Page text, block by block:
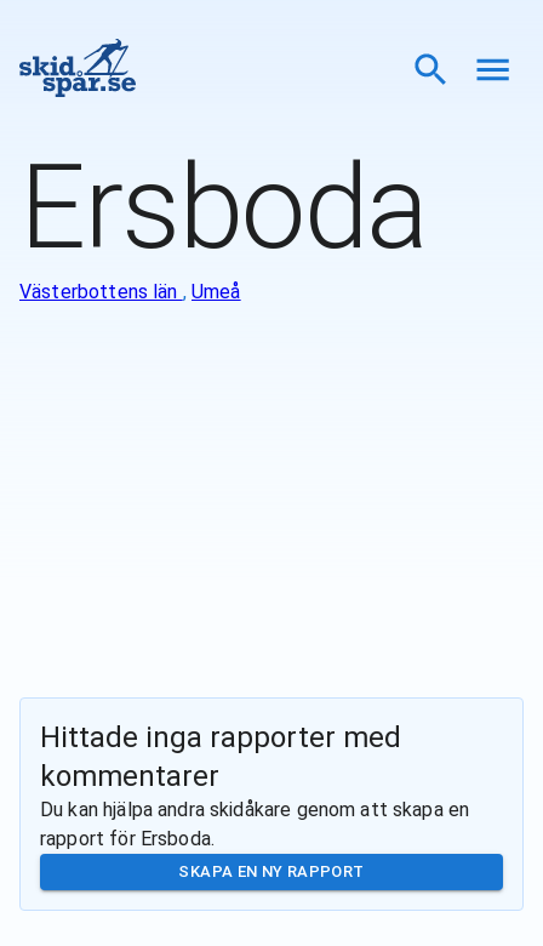
Ersboda
Västerbottens län ,Umeå
Hittade inga rapporter med
kommentarer
Du kan hjälpa andra skidåkare genom att skapa en
rapport för Ersboda.
SKAPA EN NY RAPPORT